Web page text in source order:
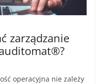
zarządzanie
operacyjna nie zależy